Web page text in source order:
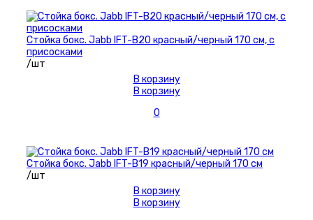
Стойка бокс. Jabb IFT-B20 красный/черный 170 см, с
присосками
/шт
В корзину
В корзину
0
Стойка бокс. Jabb IFT-B19 красный/черный 170 см
/шт
В корзину
В корзину